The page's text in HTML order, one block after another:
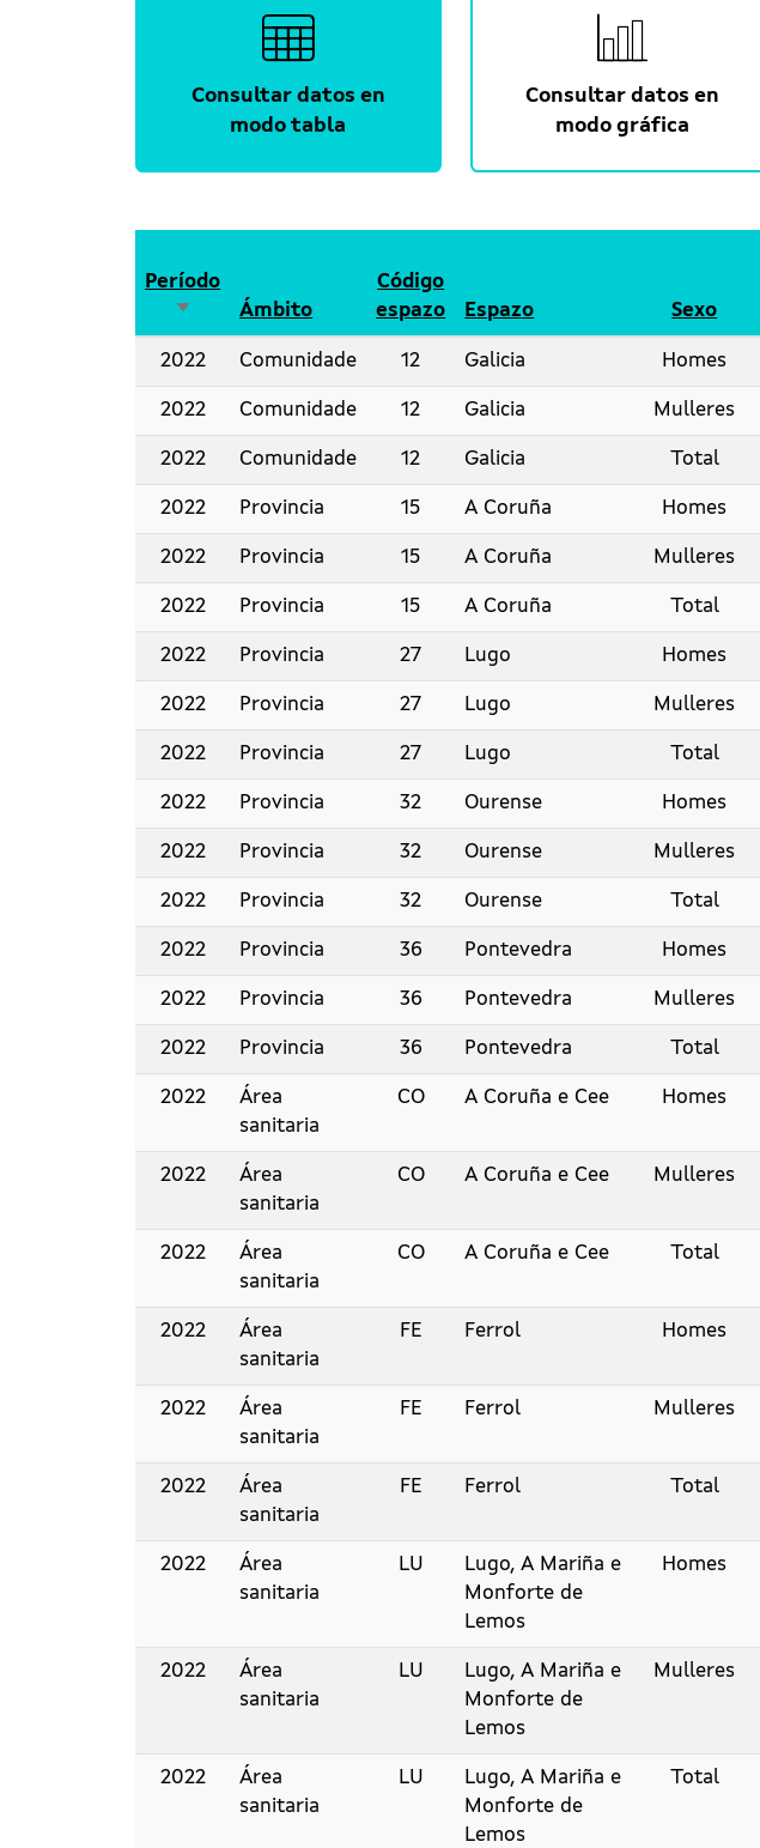
Consultar datos en
modo tabla
Consultar datos en
modo gráfica
Período
Ordenar de maneira ascedente
Ámbito
Código
espazo
Espazo Sexo
2022 Comunidade 12 Galicia Homes
2022 Comunidade 12 Galicia Mulleres
2022 Comunidade 12 Galicia Total
2022 Provincia 15 A Coruña Homes
2022 Provincia 15 A Coruña Mulleres
2022 Provincia 15 A Coruña Total
2022 Provincia 27 Lugo Homes
2022 Provincia 27 Lugo Mulleres
2022 Provincia 27 Lugo Total
2022 Provincia 32 Ourense Homes
2022 Provincia 32 Ourense Mulleres
2022 Provincia 32 Ourense Total
2022 Provincia 36 Pontevedra Homes
2022 Provincia 36 Pontevedra Mulleres
2022 Provincia 36 Pontevedra Total
2022
Área
sanitaria
CO A Coruña e Cee Homes
2022
Área
sanitaria
CO A Coruña e Cee Mulleres
2022
Área
sanitaria
CO A Coruña e Cee Total
2022
Área
sanitaria
FE Ferrol Homes
2022
Área
sanitaria
FE Ferrol Mulleres
2022
Área
sanitaria
FE Ferrol Total
2022
Área
sanitaria
LU
Lugo, A Mariña e
Monforte de
Lemos
Homes
2022
Área
sanitaria
LU
Lugo, A Mariña e
Monforte de
Lemos
Mulleres
2022
Área
sanitaria
LU
Lugo, A Mariña e
Monforte de
Lemos
Total